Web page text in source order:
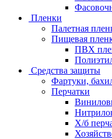
Пленки
Палетная
Пищевая
ПВХ
Средства защиты
Фартуки,
Перчатки
Х/б